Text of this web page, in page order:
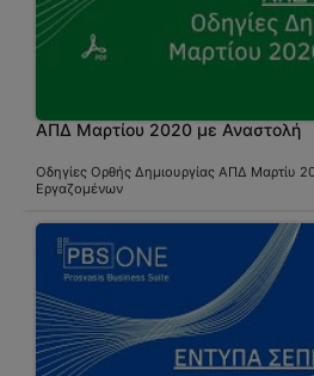
ΑΠΔ Μαρτίου 2020 με Αναστολή
Οδηγίες Ορθής Δημιουργίας ΑΠΔ Μαρτίυ
Εργαζομένων